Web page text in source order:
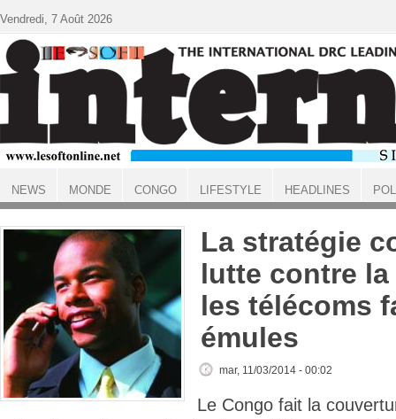
ACCUEIL
La stratégie
lutte contre
les télécoms
émules
mar, 11/03/2014 - 00:02
Le Congo fait la
Vendredi, 7 Août 2026
NEWS MONDE CONGO LIFESTYLE HEADLINES